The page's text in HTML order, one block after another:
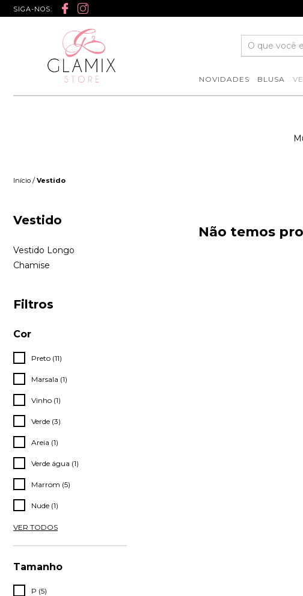
SIGA-NOS:
NOVIDADES BLUSA
Início / Vestido
Vestido
Vestido Longo
Chamise
Filtros
Cor
Preto (11)
Marsala (1)
Vinho (1)
Verde (3)
Areia (1)
Verde água (1)
Marrom (5)
Nude (1)
VER TODOS
Tamanho
P (5)
Não temos